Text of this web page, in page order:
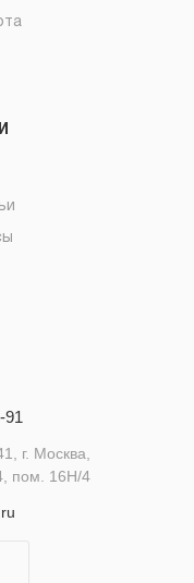
91
г. Москва,
пом. 16Н/4